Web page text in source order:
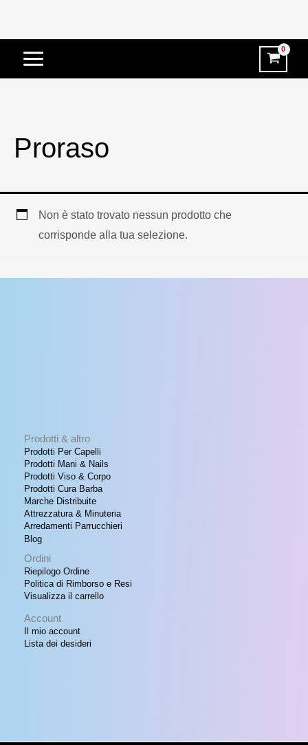
Proraso
Non è stato trovato nessun prodotto che
corrisponde alla tua selezione.
Prodotti & altro
Prodotti Per Capelli
Prodotti Mani & Nails
Prodotti Viso & Corpo
Prodotti Cura Barba
Marche Distribuite
Attrezzatura & Minuteria
Arredamenti Parrucchieri
Blog
Ordini
Riepilogo Ordine
Politica di Rimborso e Resi
Visualizza il carrello
Account
Il mio account
Lista dei desideri